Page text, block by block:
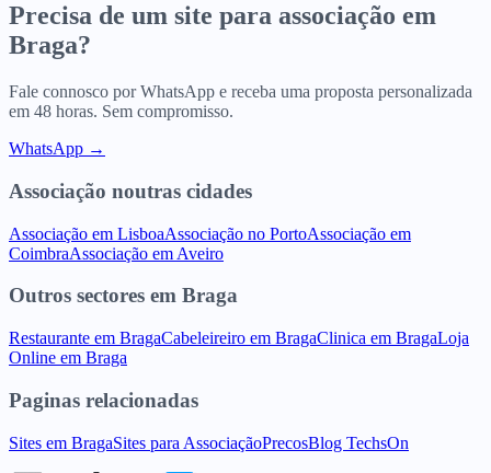
Precisa de um site para associação em
Braga?
Fale connosco por WhatsApp e receba uma proposta personalizada
em 48 horas. Sem compromisso.
WhatsApp →
Associação noutras cidades
Associação em LisboaAssociação no PortoAssociação em
CoimbraAssociação em Aveiro
Outros sectores em Braga
Restaurante em BragaCabeleireiro em BragaClinica em BragaLoja
Online em Braga
Paginas relacionadas
Sites em BragaSites para AssociaçãoPrecosBlog TechsOn